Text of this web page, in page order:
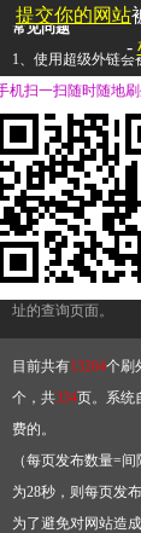
常见问题
1、使用超级外链
查询工具，模拟的
推广竞争对手的网
2、网站优化单纯依
链，需要结合普通
台交换友情链接。
3、如何使用超级外
有频繁使用超级外
址的查询页面。
目前共有13264个刷
个，共334页。系统
费的。
（每页发布数量=
为28秒，则每页发
为了避免对网站造
提交你的网站
-
机扫一扫随时随地